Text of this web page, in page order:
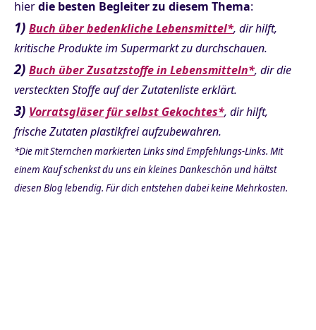
hierdie besten Begleiter zu diesem Thema:
1) Buch über bedenkliche Lebensmittel*, dir hilft,
kritische Produkte im Supermarkt zu durchschauen.
2) Buch über Zusatzstoffe in Lebensmitteln*, dir die
versteckten Stoffe auf der Zutatenliste erklärt.
3) Vorratsgläser für selbst Gekochtes*, dir hilft,
frische Zutaten plastikfrei aufzubewahren.
*Die mit Sternchen markierten Links sind Empfehlungs-Links. Mit
einem Kauf schenkst du uns ein kleines Dankeschön und hältst
diesen Blog lebendig. Für dich entstehen dabei keine Mehrkosten.